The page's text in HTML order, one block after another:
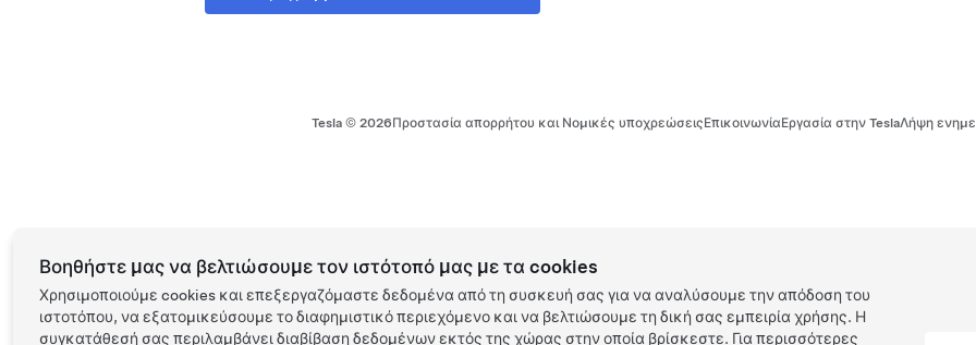
Tesla © 2026Προστασία απορρήτου και Νομικές υποχρεώσειςΕπικοινωνίαΕργασία στην TeslaΛήψη
Βοηθήστε μας να βελτιώσουμε τον ιστότοπό μας με τα cookies
Χρησιμοποιούμε cookies και επεξεργαζόμαστε δεδομένα από τη συσκευή σας για να αναλύσουμε την απόδοση του
ιστοτόπου, να εξατομικεύσουμε το διαφημιστικό περιεχόμενο και να βελτιώσουμε τη δική σας εμπειρία χρήσης. Η
συγκατάθεσή σας περιλαμβάνει διαβίβαση δεδομένων εκτός της χώρας στην οποία βρίσκεστε. Για περισσότερες